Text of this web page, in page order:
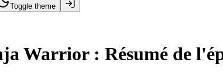
Toggle theme
Warrior : Résumé de